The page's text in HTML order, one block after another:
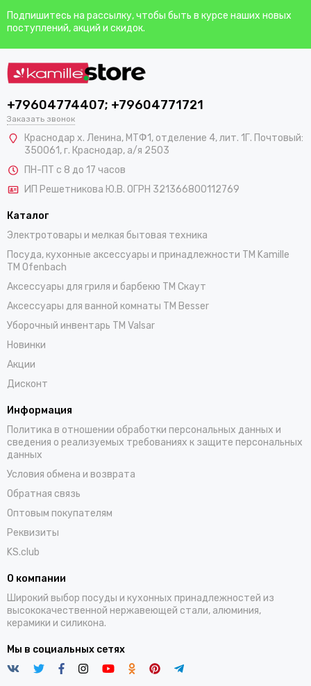
Подпишитесь на рассылку, чтобы быть в курсе наших новых
поступлений, акций и скидок.
+79604774407; +79604771721
Заказать звонок
Краснодар х. Ленина, МТФ1, отделение 4, лит. 1Г. Почтовый:
350061, г. Краснодар, а/я 2503
ПН-ПТ с 8 до 17 часов
ИП Решетникова Ю.В. ОГРН 321366800112769
Каталог
Электротовары и мелкая бытовая техника
Посуда, кухонные аксессуары и принадлежности TM Kamille
TM Ofenbach
Аксессуары для гриля и барбекю TM Скаут
Аксессуары для ванной комнаты TM Besser
Уборочный инвентарь TM Valsar
Новинки
Акции
Дисконт
Информация
Политика в отношении обработки персональных данных и
сведения о реализуемых требованиях к защите персональных
данных
Условия обмена и возврата
Обратная связь
Оптовым покупателям
Реквизиты
KS.club
О компании
Широкий выбор посуды и кухонных принадлежностей из
высококачественной нержавеющей стали, алюминия,
керамики и силикона.
Мы в социальных сетях